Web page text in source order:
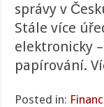
správy v
Stále více
elektronicky
papírování.
Posted in: